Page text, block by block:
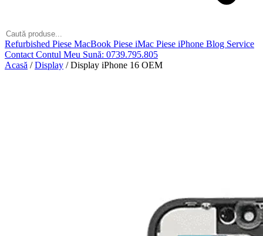
Refurbished Piese MacBook Piese iMac Piese iPhone Blog Service
Contact Contul Meu Sună: 0739.795.805
Acasă / Display / Display iPhone 16 OEM